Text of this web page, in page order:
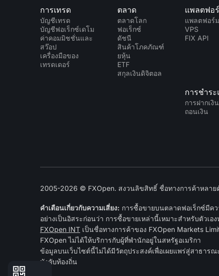
การเทรด
บัญชีเทรด
บัญชีฟอเร็กซ์เดโม
ค่าคอมมิชชั่นและ
สว๊อป
เครื่องมือของ
เทรดเดอร์
ตลาด
ตลาดโลก
ฟอเร็กซ์
ดัชนี
สินค้าโภคภัณฑ์
ยหุ้น
ETF
สกุลเงินดิจิตอล
แพลตฟอ
แพลตฟอร์
VPS
FIX API
การชำระ
การฝากเงิ
ถอนเงิน
2005-2026 © FXOpen. สงวนลิขสิทธิ์ ชื่อทางการค้าหลาย
คำเตือนเกี่ยวกับความเสี่ยง: การซื้อขายบนตลาดฟอเร็กซ์มีค
อย่างเป็นอิสระก่อนว่า การซื้อขายเหล่านี้เหมาะสำหรับตัวเ
FXOpen INT เป็นชื่อทางการค้าของ FXOpen Markets
FXOpen ไม่ได้ให้บริการกับผู้ที่พำนักอยู่ในสหรัฐอเมริกา
ข้อมูลบนเว็บไซต์นี้ไม่ได้มีวัตถุประสงค์เพื่อเผยแพร่สู่สาธาร
บังคับท้องถิ่น